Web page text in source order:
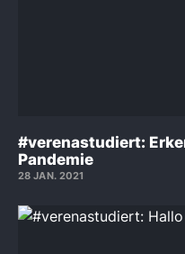
#verenastudiert:
Pandemie
28 JAN. 2021